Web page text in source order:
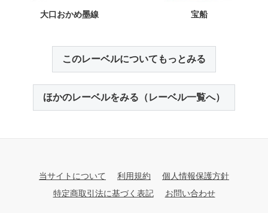
大口おかめ墨線 宝船
このレーベルについてもっとみる
ほかのレーベルをみる（レーベル一覧へ）
当サイトについて 利用規約
個人情報保護方針
特定商取引法に基づく表記
お問い合わせ